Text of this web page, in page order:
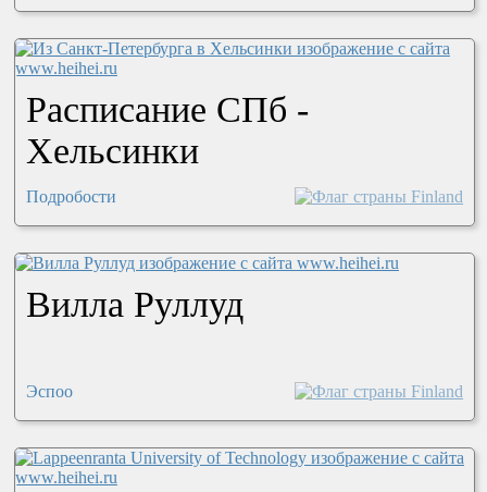
Расписание СПб -
Хельсинки
Подробости
Вилла Руллуд
Эспоо